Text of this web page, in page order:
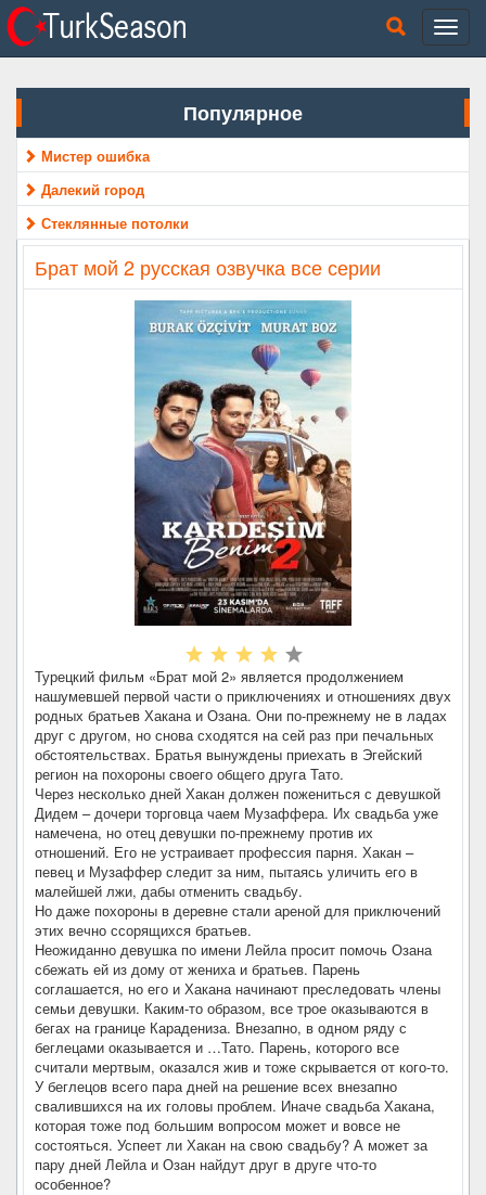
Популярное
Мистер ошибка
Далекий город
Стеклянные потолки
Брат мой 2 русская озвучка все серии
Турецкий фильм «Брат мой 2» является продолжением
нашумевшей первой части о приключениях и отношениях двух
родных братьев Хакана и Озана. Они по-прежнему не в ладах
друг с другом, но снова сходятся на сей раз при печальных
обстоятельствах. Братья вынуждены приехать в Эгейский
регион на похороны своего общего друга Тато.
Через несколько дней Хакан должен пожениться с девушкой
Дидем – дочери торговца чаем Музаффера. Их свадьба уже
намечена, но отец девушки по-прежнему против их
отношений. Его не устраивает профессия парня. Хакан –
певец и Музаффер следит за ним, пытаясь уличить его в
малейшей лжи, дабы отменить свадьбу.
Но даже похороны в деревне стали ареной для приключений
этих вечно ссорящихся братьев.
Неожиданно девушка по имени Лейла просит помочь Озана
сбежать ей из дому от жениха и братьев. Парень
соглашается, но его и Хакана начинают преследовать члены
семьи девушки. Каким-то образом, все трое оказываются в
бегах на границе Карадениза. Внезапно, в одном ряду с
беглецами оказывается и …Тато. Парень, которого все
считали мертвым, оказался жив и тоже скрывается от кого-то.
У беглецов всего пара дней на решение всех внезапно
свалившихся на их головы проблем. Иначе свадьба Хакана,
которая тоже под большим вопросом может и вовсе не
состояться. Успеет ли Хакан на свою свадьбу? А может за
пару дней Лейла и Озан найдут друг в друге что-то
особенное?